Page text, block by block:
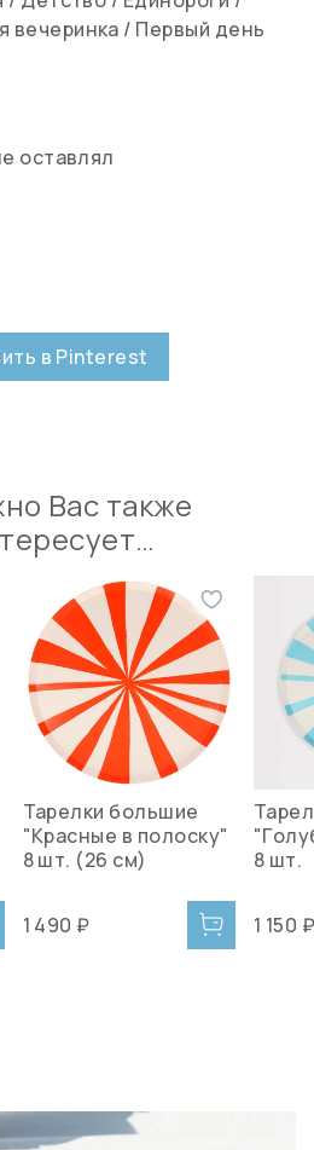
вечеринка / Первый день
оставлял
в Pinterest
Вас также
Тарелки большие
"Красные в полоску"
8 шт. (26 см)
1 490 ₽
8 шт.
1 150